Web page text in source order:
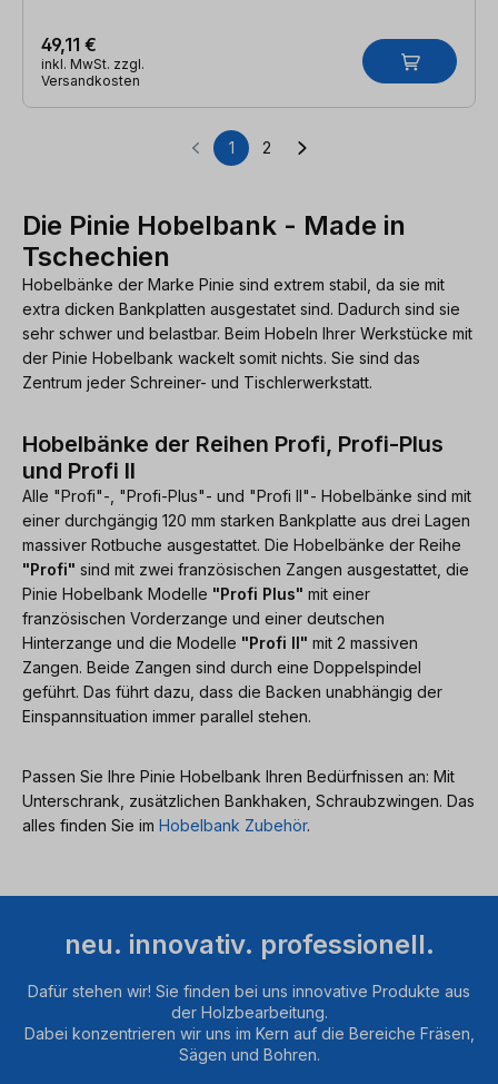
49,11 €
inkl. MwSt. zzgl.
Versandkosten
Seite
1 Seite
2
Die Pinie Hobelbank - Made in
Tschechien
Hobelbänke der Marke Pinie sind extrem stabil, da sie mit
extra dicken Bankplatten ausgestatet sind. Dadurch sind sie
sehr schwer und belastbar. Beim Hobeln Ihrer Werkstücke mit
der Pinie Hobelbank wackelt somit nichts. Sie sind das
Zentrum jeder Schreiner- und Tischlerwerkstatt.
Hobelbänke der Reihen Profi, Profi-Plus
und Profi II
Alle "Profi"-, "Profi-Plus"- und "Profi II"- Hobelbänke sind mit
einer durchgängig 120 mm starken Bankplatte aus drei Lagen
massiver Rotbuche ausgestattet. Die Hobelbänke der Reihe
"Profi" sind mit zwei französischen Zangen ausgestattet, die
Pinie Hobelbank Modelle "Profi Plus" mit einer
französischen Vorderzange und einer deutschen
Hinterzange und die Modelle "Profi II" mit 2 massiven
Zangen. Beide Zangen sind durch eine Doppelspindel
geführt. Das führt dazu, dass die Backen unabhängig der
Einspannsituation immer parallel stehen.
Passen Sie Ihre Pinie Hobelbank Ihren Bedürfnissen an: Mit
Unterschrank, zusätzlichen Bankhaken, Schraubzwingen. Das
alles finden Sie im Hobelbank Zubehör.
neu. innovativ. professionell.
Dafür stehen wir! Sie finden bei uns innovative Produkte aus
der Holzbearbeitung.
Dabei konzentrieren wir uns im Kern auf die Bereiche Fräsen,
Sägen und Bohren.